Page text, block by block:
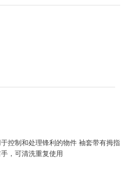
控制和处理锋利的物件 袖套带有拇指
，可清洗重复使用